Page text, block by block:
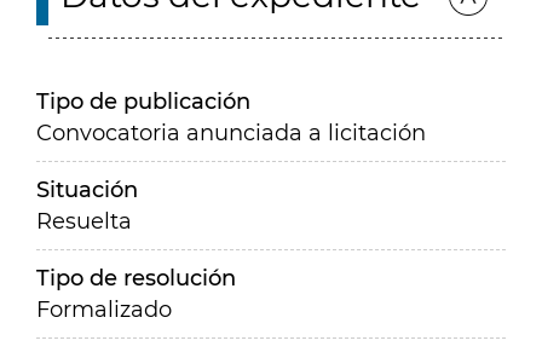
Tipo de publicación
Convocatoria anunciada a licitación
Situación
Resuelta
Tipo de resolución
Formalizado